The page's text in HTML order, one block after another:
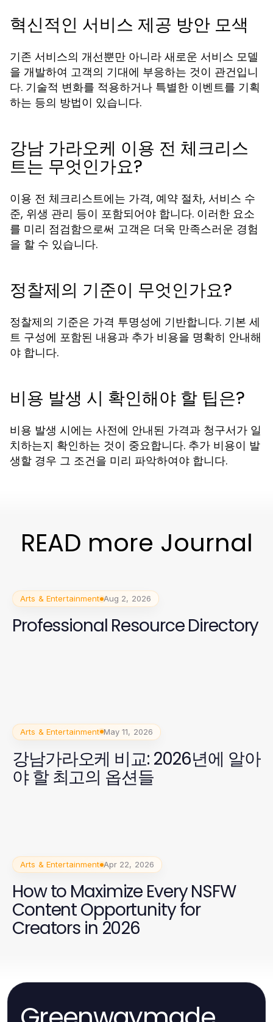
혁신적인 서비스 제공 방안 모색
기존 서비스의 개선뿐만 아니라 새로운 서비스 모델
을 개발하여 고객의 기대에 부응하는 것이 관건입니
다. 기술적 변화를 적용하거나 특별한 이벤트를 기획
하는 등의 방법이 있습니다.
강남 가라오케 이용 전 체크리스
트는 무엇인가요?
이용 전 체크리스트에는 가격, 예약 절차, 서비스 수
준, 위생 관리 등이 포함되어야 합니다. 이러한 요소
를 미리 점검함으로써 고객은 더욱 만족스러운 경험
을 할 수 있습니다.
정찰제의 기준이 무엇인가요?
정찰제의 기준은 가격 투명성에 기반합니다. 기본 세
트 구성에 포함된 내용과 추가 비용을 명확히 안내해
야 합니다.
비용 발생 시 확인해야 할 팁은?
비용 발생 시에는 사전에 안내된 가격과 청구서가 일
치하는지 확인하는 것이 중요합니다. 추가 비용이 발
생할 경우 그 조건을 미리 파악하여야 합니다.
READ more Journal
Arts & Entertainment Aug 2, 2026
Professional Resource Directory
Arts & Entertainment May 11, 2026
강남가라오케 비교: 2026년에 알아
야 할 최고의 옵션들
Arts & Entertainment Apr 22, 2026
How to Maximize Every NSFW
Content Opportunity for
Creators in 2026